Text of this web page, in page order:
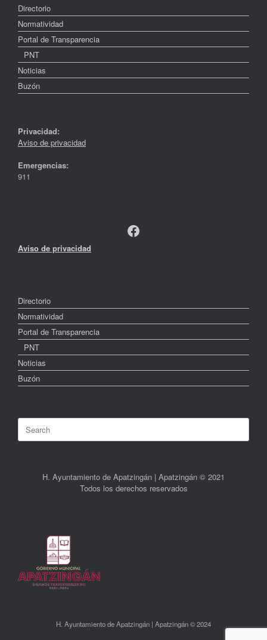
Directorio
Normatividad
Portal de Transparencia
PNT
Noticias
Buzón
Privacidad:
Aviso de privacidad
Emergencias:
911
Facebook
Aviso de privacidad
Directorio
Normatividad
Portal de Transparencia
PNT
Noticias
Buzón
for:
H. Ayuntamiento de Apatzingán | Apatzingán © 2021
Todos los derechos reservados
H. Ayuntamiento de Apatzingán | Apatzingán © 2024